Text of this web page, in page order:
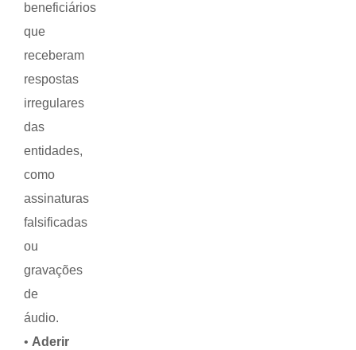
beneficiários
que
receberam
respostas
irregulares
das
entidades,
como
assinaturas
falsificadas
ou
gravações
de
áudio.
• Aderir